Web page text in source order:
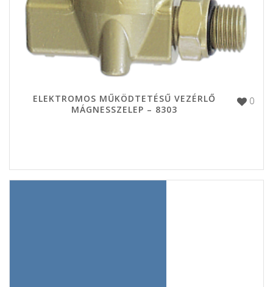
0
ELEKTROMOS MŰKÖDTETÉSŰ VEZÉRLŐ
MÁGNESSZELEP – 8303